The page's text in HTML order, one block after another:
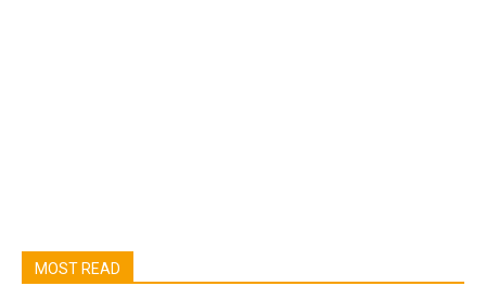
MOST READ